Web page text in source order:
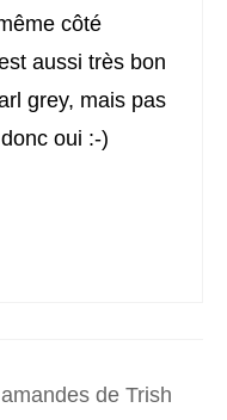
côté
aussi très bon
grey, mais pas
oui :-)
de Trish